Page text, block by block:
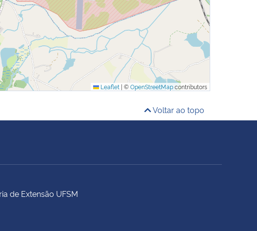
Leaflet | ©OpenStreetMapcontributors
Voltar ao topo
de Extensão UFSM